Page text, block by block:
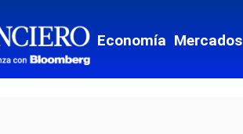
Economía Mercados
actual mediante Email